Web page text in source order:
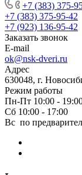
+7 (383) 375-
+7 (383) 375-95-42
+7 (923) 136-95-42
Заказать звонок
E-mail
ok@nsk-dveri.ru
Адрес
630048, г.
Режим работы
Пн-Пт 10:00 -
Сб 10:00 - 17:00
Вс по